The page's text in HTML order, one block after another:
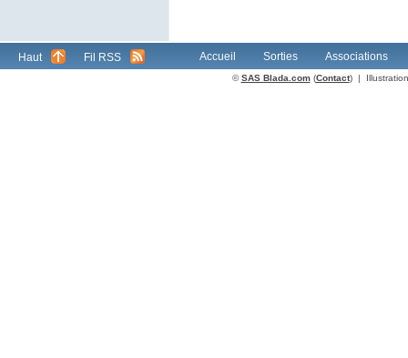
Haut Fil RSS Accueil Sorties Associations
©SAS Blada.com(Contact) |